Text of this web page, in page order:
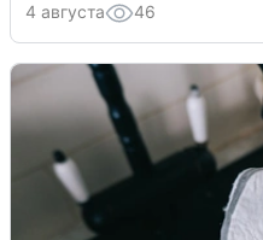
4 августа 46